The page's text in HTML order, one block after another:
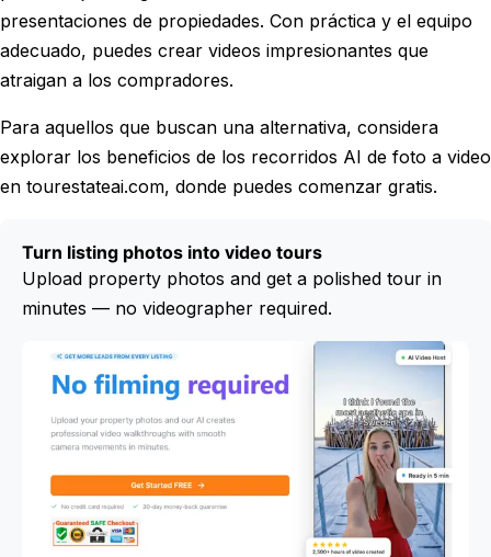
presentaciones de propiedades. Con práctica y el equipo
adecuado, puedes crear videos impresionantes que
atraigan a los compradores.
Para aquellos que buscan una alternativa, considera
explorar los beneficios de los recorridos AI de foto a video
en tourestateai.com, donde puedes comenzar gratis.
Turn listing photos into video tours
Upload property photos and get a polished tour in
minutes — no videographer required.